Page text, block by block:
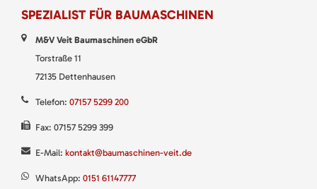
SPEZIALIST FÜR BAUMASCHINEN
M&V Veit Baumaschinen eGbR
Torstraße 11
72135 Dettenhausen
Telefon: 07157 5299 200
Fax: 07157 5299 399
E-Mail: kontakt@baumaschinen-veit.de
WhatsApp: 0151 61147777